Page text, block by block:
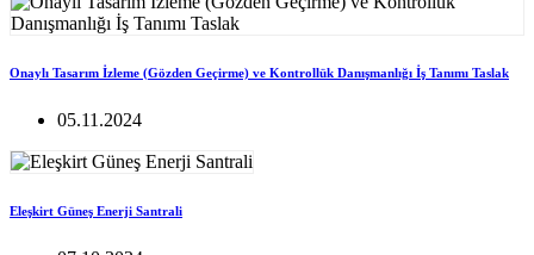
Onaylı Tasarım İzleme (Gözden Geçirme) ve Kontrollük Danışmanlığı İş Tanımı Taslak
05.11.2024
Eleşkirt Güneş Enerji Santrali